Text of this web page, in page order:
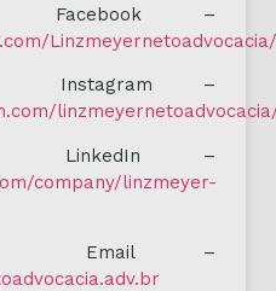
–
Linzmeyernetoadvocacia/
–
–
company/linzmeyer-
–